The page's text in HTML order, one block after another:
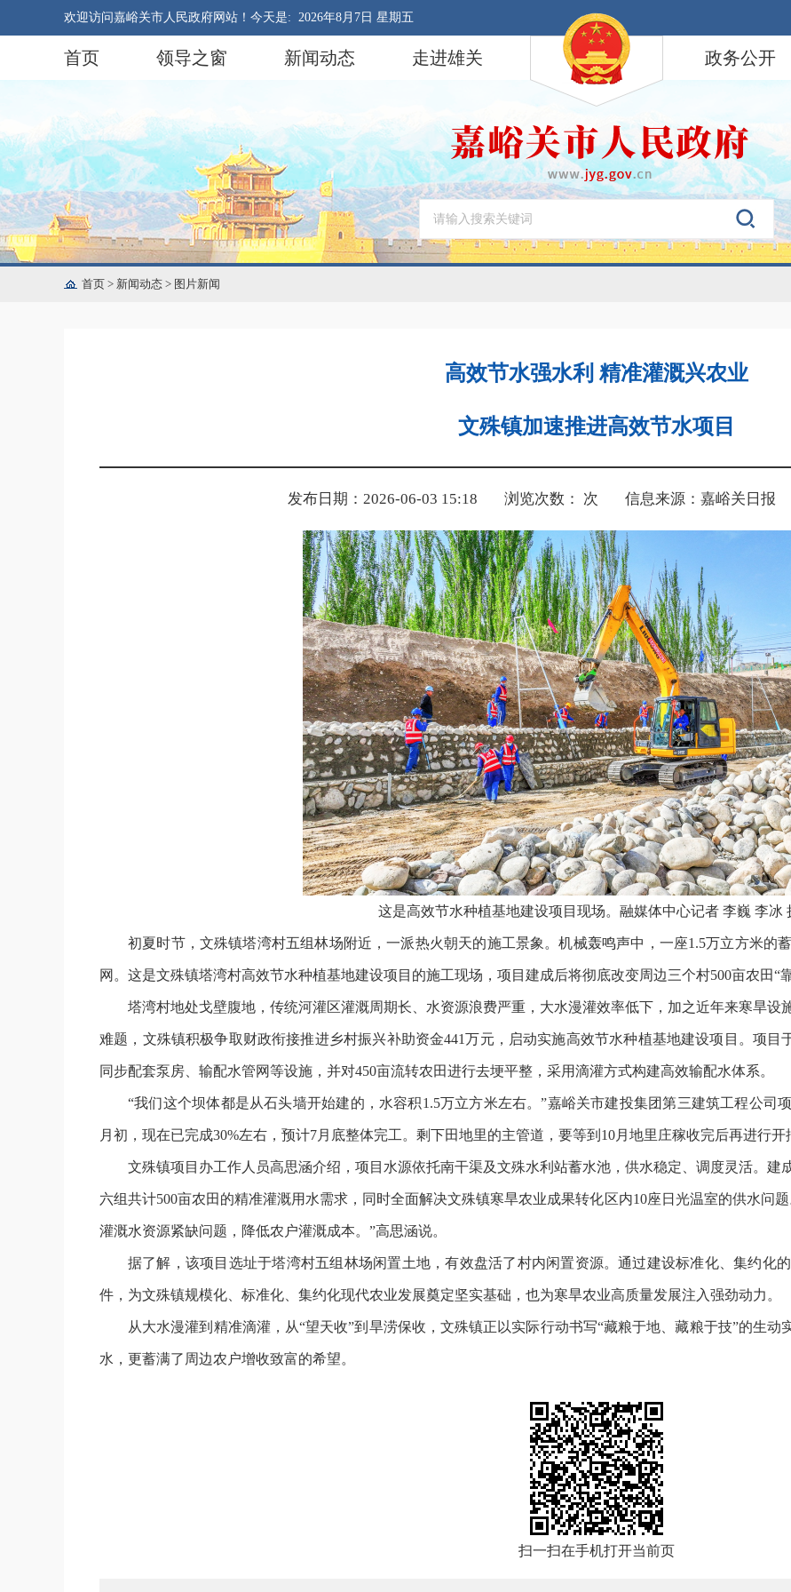
欢迎访问嘉峪关市人民政府网站！今天是: 2026年8月7日 星期五
首页 领导之窗 新闻动态 走进雄关 政务公开
首页 > 新闻动态 > 图片新闻
高效节水强水利 精准灌溉兴农业
文殊镇加速推进高效节水项目
发布日期：2026-06-03 15:18 浏览次数： 次 信息来源：嘉峪关日报
这是高效节水种植基地建设项目现场。融媒体中心记者 李巍 李冰
初夏时节，文殊镇塔湾村五组林场附近，一派热火朝天的施工景象。机械轰鸣声中，一座1.5万立方米的
网。这是文殊镇塔湾村高效节水种植基地建设项目的施工现场，项目建成后将彻底改变周边三个村500亩农田“
塔湾村地处戈壁腹地，传统河灌区灌溉周期长、水资源浪费严重，大水漫灌效率低下，加之近年来寒旱设
难题，文殊镇积极争取财政衔接推进乡村振兴补助资金441万元，启动实施高效节水种植基地建设项目。项目
同步配套泵房、输配水管网等设施，并对450亩流转农田进行去埂平整，采用滴灌方式构建高效输配水体系。
“我们这个坝体都是从石头墙开始建的，水容积1.5万立方米左右。”嘉峪关市建投集团第三建筑工程公司
月初，现在已完成30%左右，预计7月底整体完工。剩下田地里的主管道，要等到10月地里庄稼收完后再进行开
文殊镇项目办工作人员高思涵介绍，项目水源依托南干渠及文殊水利站蓄水池，供水稳定、调度灵活。
六组共计500亩农田的精准灌溉用水需求，同时全面解决文殊镇寒旱农业成果转化区内10座日光温室的供水问
灌溉水资源紧缺问题，降低农户灌溉成本。”高思涵说。
据了解，该项目选址于塔湾村五组林场闲置土地，有效盘活了村内闲置资源。通过建设标准化、集约化
件，为文殊镇规模化、标准化、集约化现代农业发展奠定坚实基础，也为寒旱农业高质量发展注入强劲动力。
从大水漫灌到精准滴灌，从“望天收”到旱涝保收，文殊镇正以实际行动书写“藏粮于地、藏粮于技”的生动
水，更蓄满了周边农户增收致富的希望。
扫一扫在手机打开当前页